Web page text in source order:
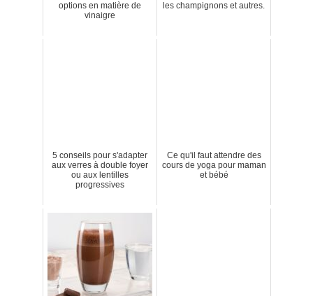
options en matière de
vinaigre
les champignons et autres.
5 conseils pour s'adapter
aux verres à double foyer
ou aux lentilles
progressives
Ce qu'il faut attendre des
cours de yoga pour maman
et bébé